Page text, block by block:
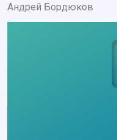
Андрей Бордюков